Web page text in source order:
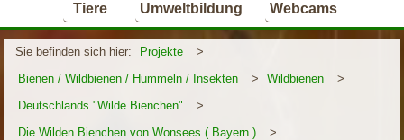
Tiere Umweltbildung Webcams
Sie befinden sich hier: Projekte
>
Bienen / Wildbienen / Hummeln / Insekten
> Wildbienen
>
Deutschlands "Wilde Bienchen"
>
Die Wilden Bienchen von Wonsees ( Bayern )
>